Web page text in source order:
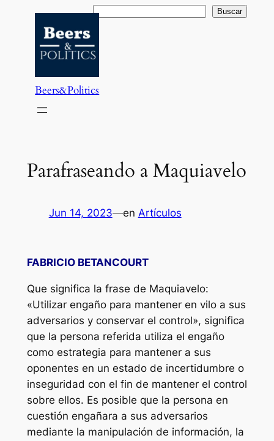
contenido
Buscar Buscar
Beers&Politics
Parafraseando a Maquiavelo
Jun 14, 2023—en Artículos
FABRICIO BETANCOURT
Que significa la frase de Maquiavelo:
«Utilizar engaño para mantener en vilo a sus
adversarios y conservar el control», significa
que la persona referida utiliza el engaño
como estrategia para mantener a sus
oponentes en un estado de incertidumbre o
inseguridad con el fin de mantener el control
sobre ellos. Es posible que la persona en
cuestión engañara a sus adversarios
mediante la manipulación de información, la